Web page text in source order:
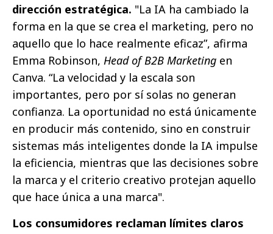
dirección estratégica. "La IA ha cambiado la
forma en la que se crea el marketing, pero no
aquello que lo hace realmente eficaz”, afirma
Emma Robinson, Head of B2B Marketing en
Canva. “La velocidad y la escala son
importantes, pero por sí solas no generan
confianza. La oportunidad no está únicamente
en producir más contenido, sino en construir
sistemas más inteligentes donde la IA impulse
la eficiencia, mientras que las decisiones sobre
la marca y el criterio creativo protejan aquello
que hace única a una marca".
Los consumidores reclaman límites claros